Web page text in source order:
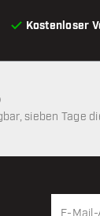
Kostenloser
nicht
sieben Tage